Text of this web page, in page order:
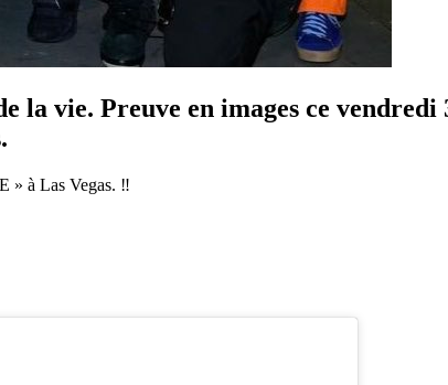
vie. Preuve en images ce vendredi
» à Las Vegas. ‼️